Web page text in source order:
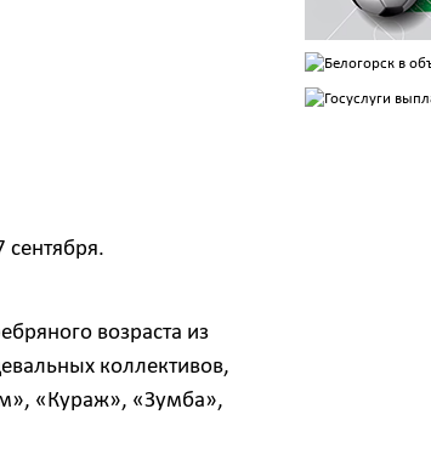
сентября.
возраста из
коллективов,
«Кураж», «Зумба»,